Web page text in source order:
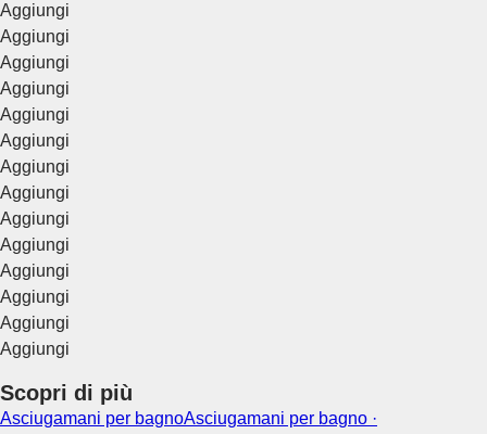
Aggiungi
Aggiungi
Aggiungi
Aggiungi
Aggiungi
Aggiungi
Aggiungi
Aggiungi
Aggiungi
Aggiungi
Aggiungi
Aggiungi
Aggiungi
Aggiungi
Scopri di più
Asciugamani per bagnoAsciugamani per bagno ·